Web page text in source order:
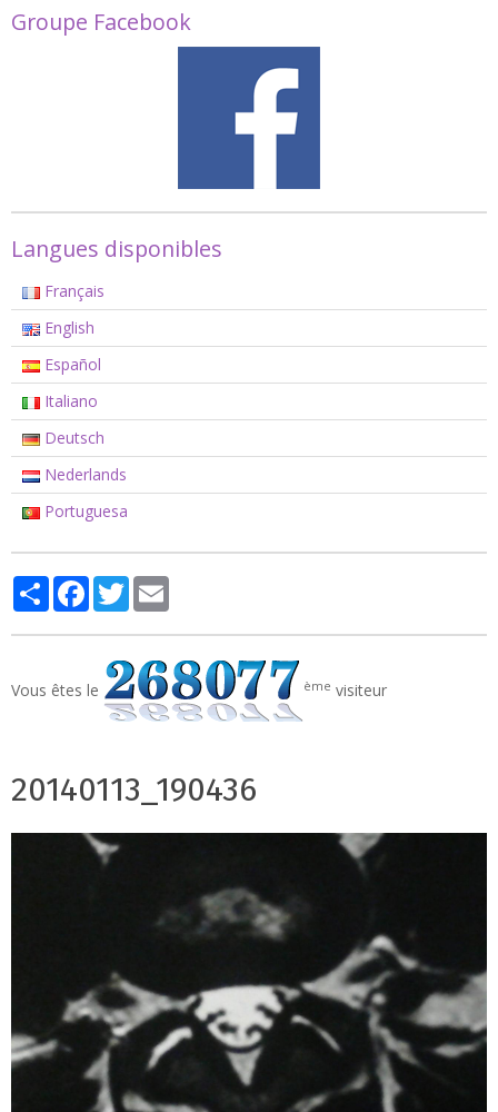
20140113_190436
Groupe Facebook
Langues disponibles
Français
English
Español
Italiano
Deutsch
Nederlands
Portuguesa
PartagerFacebook
Twitter
Vous êtes le ème visiteur